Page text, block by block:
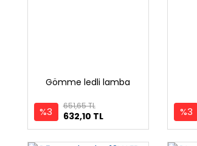
Gömme ledli lamba
%3 632,10 TL
651,65 TL %3